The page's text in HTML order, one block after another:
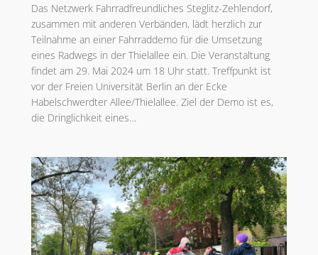
Das Netzwerk Fahrradfreundliches Steglitz-Zehlendorf,
zusammen mit anderen Verbänden, lädt herzlich zur
Teilnahme an einer Fahrraddemo für die Umsetzung
eines Radwegs in der Thielallee ein. Die Veranstaltung
findet am 29. Mai 2024 um 18 Uhr statt. Treffpunkt ist
vor der Freien Universität Berlin an der Ecke
Habelschwerdter Allee/Thielallee. Ziel der Demo ist es,
die Dringlichkeit eines…